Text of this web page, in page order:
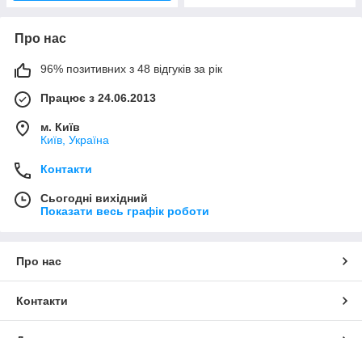
Про нас
96% позитивних з 48 відгуків за рік
Працює з 24.06.2013
м. Київ
Київ, Україна
Контакти
Сьогодні вихідний
Показати весь графік роботи
Про нас
Контакти